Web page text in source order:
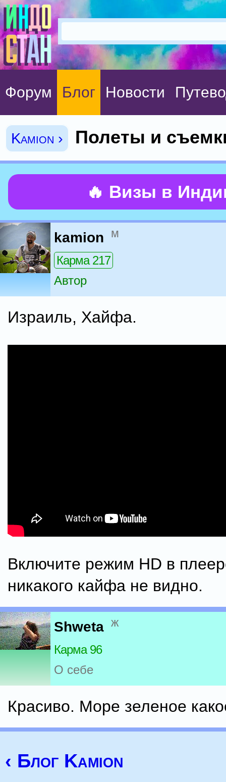
Форум Блог Новости
Kamion › Полеты и
🔥 Визы в
kamion м
Карма 217
Автор
Израиль, Хайфа.
Включите режим HD в
никакого кайфа не видно.
Shweta ж
Карма 96
О себе
Красиво. Море зеленое
‹ Блог Kamion